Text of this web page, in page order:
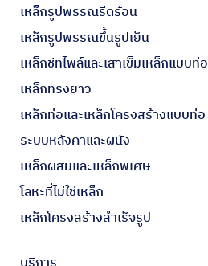
เหล็กรูปพรรณรีดร้อน
เหล็กรูปพรรณขึ้นรูปเย็น
เหล็กชีทไพล์และเสาเข็มเหล็กแบบท่อ
เหล็กทรงยาว
เหล็กท่อและเหล็กโครงสร้างแบบท่อ
ระบบหลังคาและผนัง
เหล็กผสมและเหล็กพิเศษ
โลหะที่ไม่ใช่เหล็ก
เหล็กโครงสร้างสำเร็จรูป